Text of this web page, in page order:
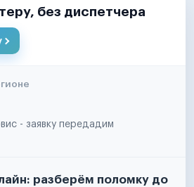
без диспетчера
- заявку передадим
разберём поломку до